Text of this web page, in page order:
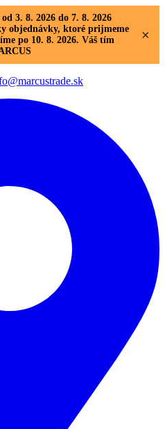
3. 8. 2026 do 7. 8. 2026
objednávky, ktoré prijmeme
po 10. 8. 2026. Váš tím
×